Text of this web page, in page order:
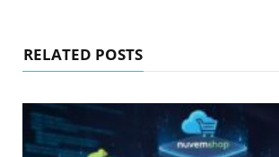
RELATED POSTS